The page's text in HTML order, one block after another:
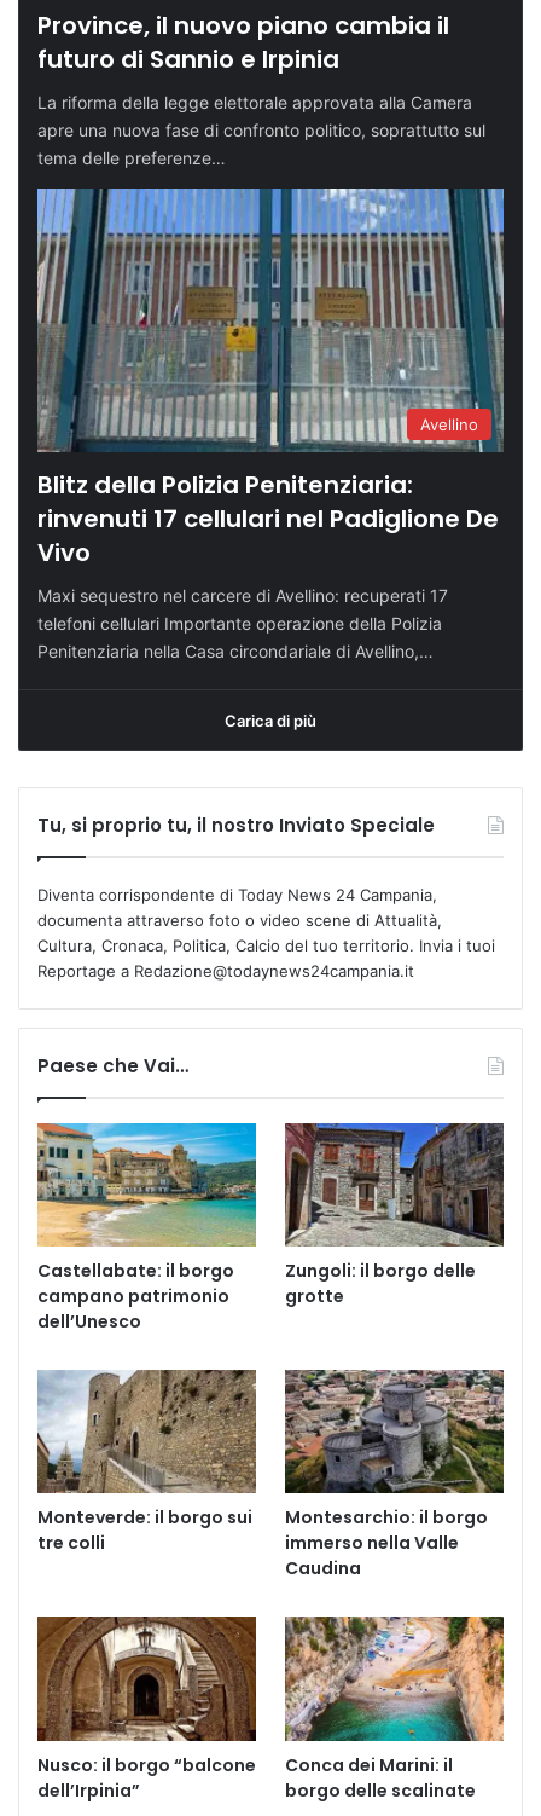
Province, il nuovo piano cambia il
futuro di Sannio e Irpinia
La riforma della legge elettorale approvata alla Camera
apre una nuova fase di confronto politico, soprattutto sul
tema delle preferenze…
Avellino
Blitz della Polizia Penitenziaria:
rinvenuti 17 cellulari nel Padiglione De
Vivo
Maxi sequestro nel carcere di Avellino: recuperati 17
telefoni cellulari Importante operazione della Polizia
Penitenziaria nella Casa circondariale di Avellino,…
Carica di più
Tu, si proprio tu, il nostro Inviato Speciale
Diventa corrispondente di Today News 24 Campania,
documenta attraverso foto o video scene di Attualità,
Cultura, Cronaca, Politica, Calcio del tuo territorio. Invia i tuoi
Reportage a Redazione@todaynews24campania.it
Paese che Vai…
Castellabate: il borgo
campano patrimonio
dell’Unesco
Zungoli: il borgo delle
grotte
Monteverde: il borgo sui
tre colli
Montesarchio: il borgo
immerso nella Valle
Caudina
Nusco: il borgo “balcone
dell’Irpinia”
Conca dei Marini: il
borgo delle scalinate